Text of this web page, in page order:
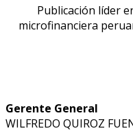
Publicación líder
microfinanciera
Gerente General
WILFREDO QUIROZ